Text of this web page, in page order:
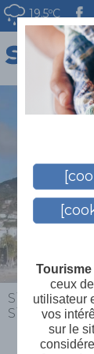
19.5ºC
Sitges >
Sitges >
ceux
utilisateur
vos
sur le